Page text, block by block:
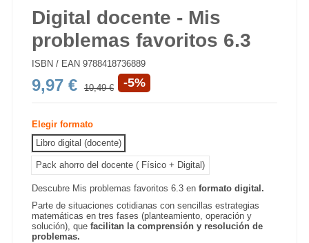
Digital docente - Mis
problemas favoritos 6.3
ISBN / EAN 9788418736889
9,97 € 10,49 € -5%
Elegir formato
Libro digital (docente)
Pack ahorro del docente ( Físico + Digital)
Descubre Mis problemas favoritos 6.3 enformato digital.
Parte de situaciones cotidianas con sencillas estrategias
matemáticas en tres fases (planteamiento, operación y
solución), quefacilitan la comprensión y resolución de
problemas.